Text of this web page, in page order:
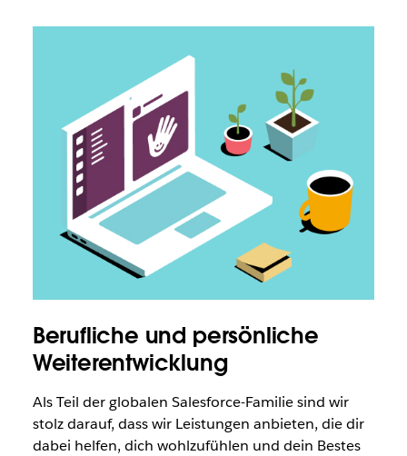
Berufliche und persönliche
Weiterentwicklung
Als Teil der globalen Salesforce-Familie sind wir
stolz darauf, dass wir Leistungen anbieten, die dir
dabei helfen, dich wohlzufühlen und dein Bestes